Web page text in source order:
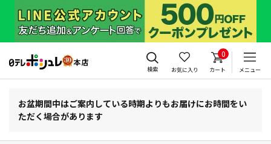
検索 お気に入り
0
カート メニュー
お盆期間中はご案内している時期よりもお届けにお時間をい
ただく場合があります